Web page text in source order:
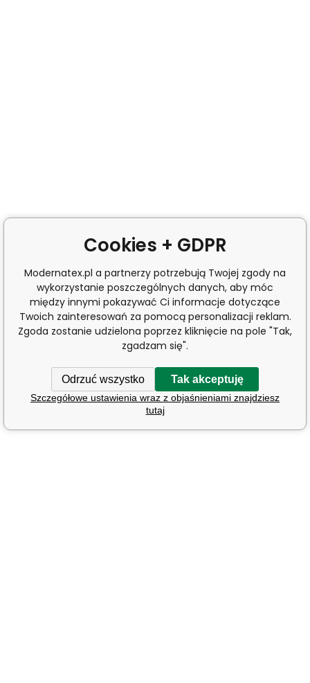
Cookies + GDPR
Modernatex.pl a partnerzy potrzebują Twojej zgody na
wykorzystanie poszczególnych danych, aby móc
między innymi pokazywać Ci informacje dotyczące
Twoich zainteresowań za pomocą personalizacji reklam.
Zgoda zostanie udzielona poprzez kliknięcie na pole "Tak,
zgadzam się".
Odrzuć wszystko Tak akceptuję
Szczegółowe ustawienia wraz z objaśnieniami znajdziesz
tutaj